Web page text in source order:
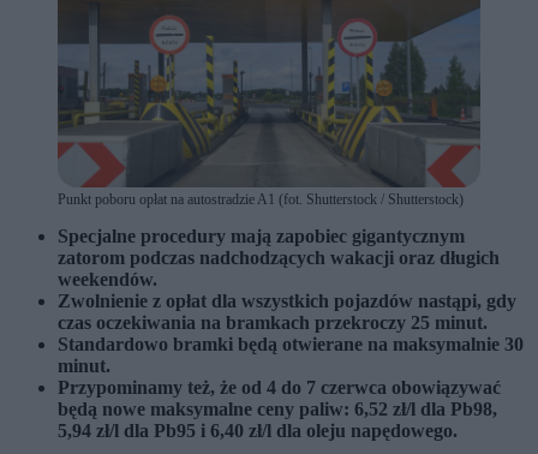
Punkt poboru opłat na autostradzie A1 (fot. Shutterstock / Shutterstock)
Specjalne procedury mają zapobiec gigantycznym
zatorom podczas nadchodzących wakacji oraz długich
weekendów.
Zwolnienie z opłat dla wszystkich pojazdów nastąpi, gdy
czas oczekiwania na bramkach przekroczy 25 minut.
Standardowo bramki będą otwierane na maksymalnie 30
minut.
Przypominamy też, że od 4 do 7 czerwca obowiązywać
będą nowe maksymalne ceny paliw: 6,52 zł/l dla Pb98,
5,94 zł/l dla Pb95 i 6,40 zł/l dla oleju napędowego.